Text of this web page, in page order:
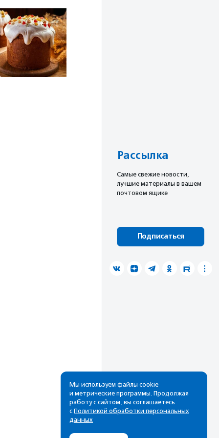
Рассылка
Cамые свежие новости,
лучшие материалы в вашем
почтовом ящике
Подписаться
Мы используем файлы cookie
и метрические программы. Продолжая
работу с сайтом, вы соглашаетесь
с Политикой обработки персональных
данных